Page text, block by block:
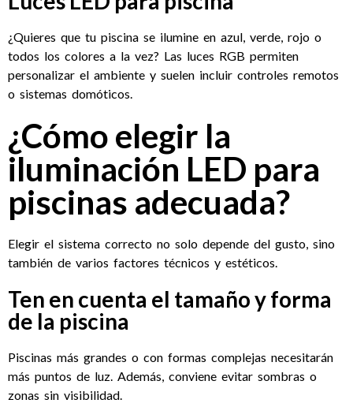
¿Quieres que tu piscina se ilumine en azul, verde, rojo o
todos los colores a la vez? Las luces RGB permiten
personalizar el ambiente y suelen incluir controles remotos
o sistemas domóticos.
¿Cómo elegir la
iluminación LED para
piscinas adecuada?
Elegir el sistema correcto no solo depende del gusto, sino
también de varios factores técnicos y estéticos.
Ten en cuenta el tamaño y forma
de la piscina
Piscinas más grandes o con formas complejas necesitarán
más puntos de luz. Además, conviene evitar sombras o
zonas sin visibilidad.